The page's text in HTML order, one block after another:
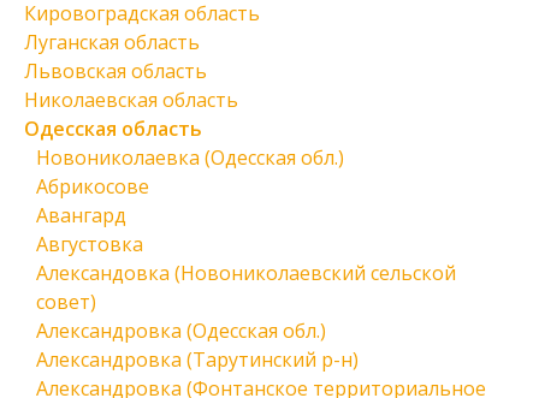
Кировоградская область
Луганская область
Львовская область
Николаевская область
Одесская область
Новониколаевка (Одесская обл.)
Абрикосове
Авангард
Августовка
Александовка (Новониколаевский сельской
совет)
Александровка (Одесская обл.)
Александровка (Тарутинский р-н)
Александровка (Фонтанское территориальное